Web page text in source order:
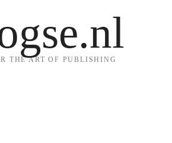
THE ART OF PUBLISHING